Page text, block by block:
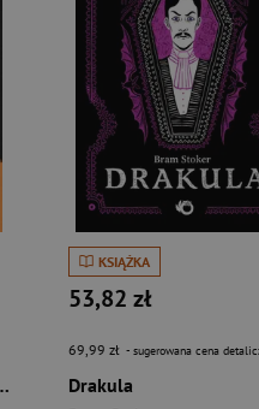
tajemnicze wyd. 2
KSIĄŻKA
53,82 zł
69,99 zł - sugerowana cena
Drakula